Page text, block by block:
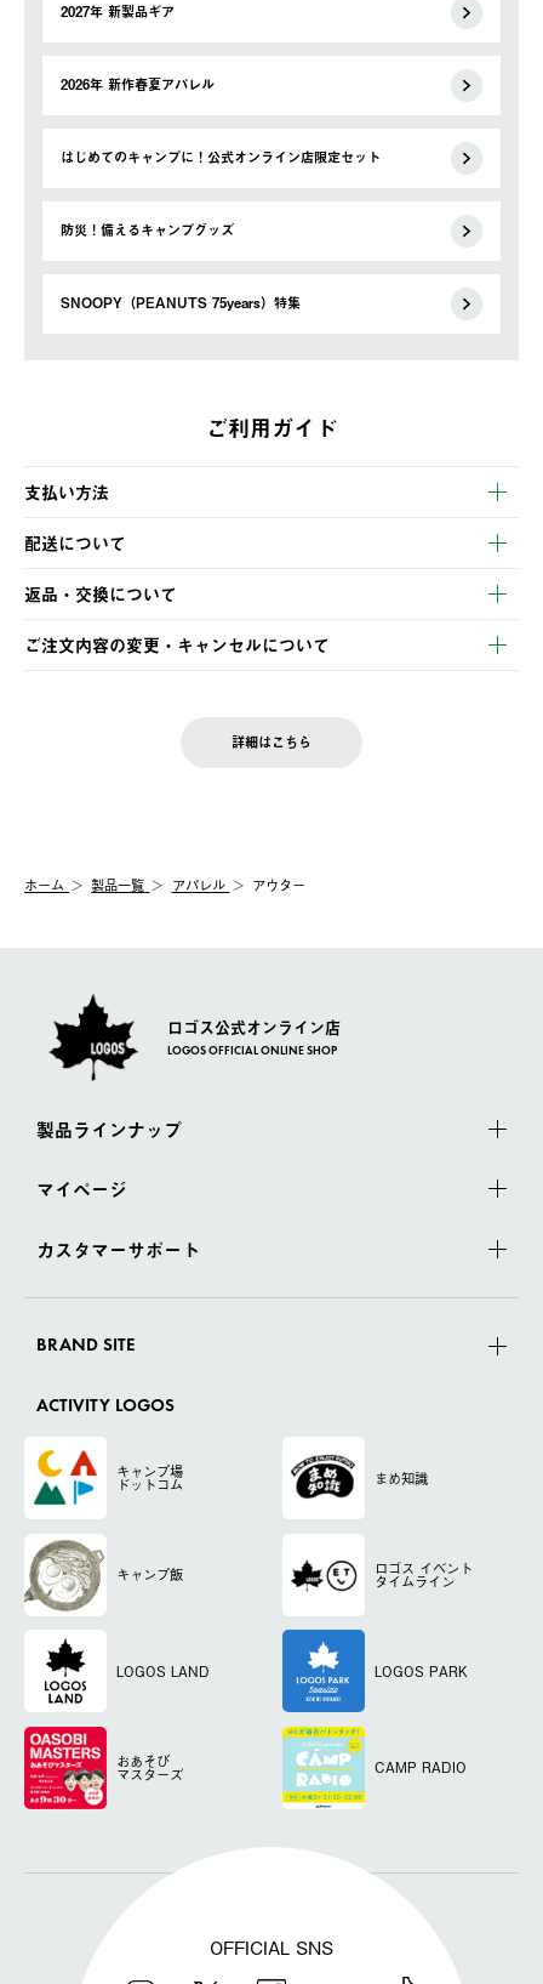
2027年 新製品ギア
2026年 新作春夏アパレル
はじめてのキャンプに！公式オンライン店限定セット
防災！備えるキャンプグッズ
SNOOPY（PEANUTS 75years）特集
ご利用ガイド
支払い方法
以下のいずれかの方法でお支払いいただけます。
・クレジットカード決済
・コンビニ決済
・Pay-easy決済
配送について
【発送スケジュール】
ご注文・ご入金完了より2営業日以内に商品を発送いたします。
土日祝の発送はございませんので、木曜日以降のご注文は週明け
の発送となる場合がございます。
【配送業者】
佐川急便にて配送されます。
返品・交換について
※お客様都合の場合
お客様都合の返品にかかる送料は、お客様ご負担とさせていただ
む）は受け付けておりません。
一度お手元の商品を返品いただき、ご希望商品を再注文してくだ
ご注文内容の変更・キャンセルについて
LOGOS FAMILY会員の方は、会員マイページ内 購入履歴画面に
詳細はこちら
ホーム 製品一覧 アパレル アウター
ロゴス公式オンライン店
LOGOS OFFICIAL ONLINE SHOP
製品ラインナップ
マイページ
カスタマーサポート
BRAND SITE
ACTIVITY LOGOS
キャンプ場
ドットコム まめ知識
キャンプ飯 ロゴス イベント
タイムライン
LOGOS LAND LOGOS PARK
おあそび
マスターズ CAMP RADIO
OFFICIAL SNS